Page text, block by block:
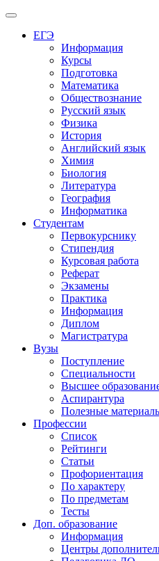
Меню
ЕГЭ
Информация
Курсы
Подготовка
Математика
Обществознание
Русский язык
Физика
История
Английский язык
Химия
Биология
Литература
География
Информатика
Студентам
Первокурснику
Стипендия
Курсовая работа
Реферат
Экзамены
Практика
Информация
Диплом
Магистратура
Вузы
Поступление
Специальности
Высшее
Аспирантура
Полезные
Профессии
Список
Рейтинги
Статьи
Профориентация
По характеру
По предметам
Тесты
Доп. образование
Информация
Центры